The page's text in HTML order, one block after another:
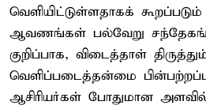
வெளியிட்டுள்ளதாகக்
ஆவணங்கள் பல்வேறு
குறிப்பாக, விடைத்தாள்
வெளிப்படைத்தன்மை
ஆசிரியர்கள் போதுமான